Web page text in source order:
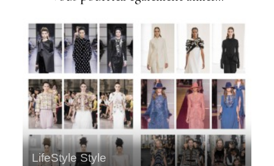
LifeStyle Style